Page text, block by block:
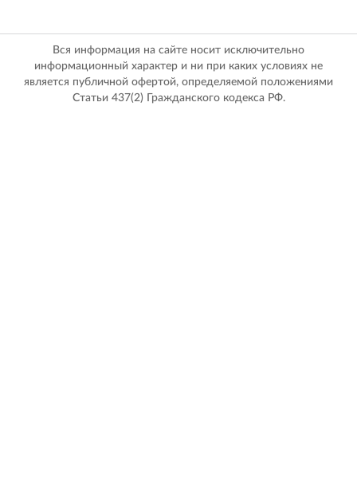
Вся информация на сайте носит исключительно
информационный характер и ни при каких условиях не
является публичной офертой, определяемой положениями
Статьи 437(2) Гражданского кодекса РФ.